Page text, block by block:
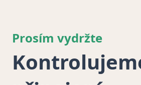
Prosím vydržte